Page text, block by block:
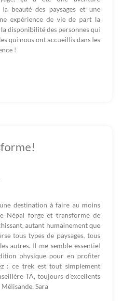
beauté des paysages et une
expérience de vie de part la
disponibilité des personnes qui
qui nous ont accueillis dans les
!
destination à faire au moins
Népal forge et transforme de
autant humainement que
tous types de paysages, tous
autres. Il me semble essentiel
physique pour en profiter
: ce trek est tout simplement
TA, toujours d'excellents
Sara